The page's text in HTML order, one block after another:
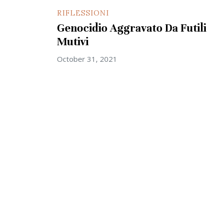
RIFLESSIONI
Genocidio Aggravato Da Futili
Mutivi
October 31, 2021